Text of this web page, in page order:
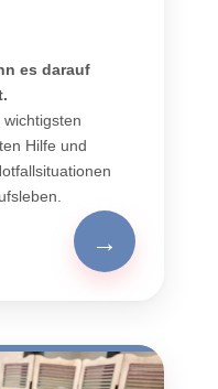
es darauf
Hilfe und
→